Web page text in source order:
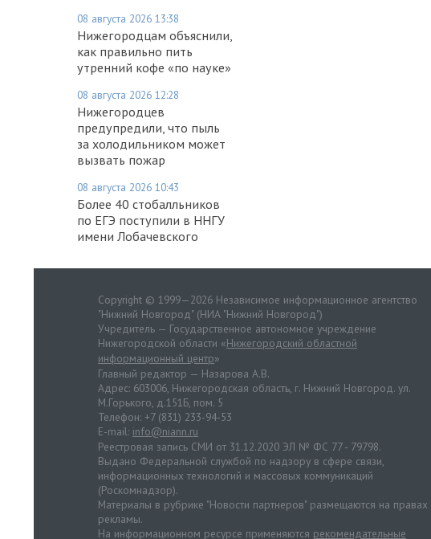
08 августа 2026 13:38
Нижегородцам объяснили,
как правильно пить
утренний кофе «по науке»
08 августа 2026 12:28
Нижегородцев
предупредили, что пыль
за холодильником может
вызвать пожар
08 августа 2026 10:43
Более 40 стобалльников
по ЕГЭ поступили в ННГУ
имени Лобачевского
Copyright © 1999—2026 Независимое информационное агентство
"Нижний Новгород" (НИА "Нижний Новгород")
Учредитель — Государственное автономное учреждение
Нижегородской области «Нижегородский областной
информационный центр»
Главный редактор — Назарова А.В.
Адрес: 603006, Нижегородская область, г. Нижний Новгород. ул.
М.Горького, д.151Б, пом. 5
Телефон: +7 (831) 233-94-53
E-mail: info@niann.ru
Реестровая запись СМИ от 31.12.2020 ЭЛ № ФС 77 - 79798.
Выдано Федеральной службой по надзору в сфере связи,
информационных технологий и массовых коммуникаций
(Роскомнадзор).
Материалы в рубрике "Новости партнеров" размещаются на правах
рекламы.
На информационном ресурсе применяются рекомендательные